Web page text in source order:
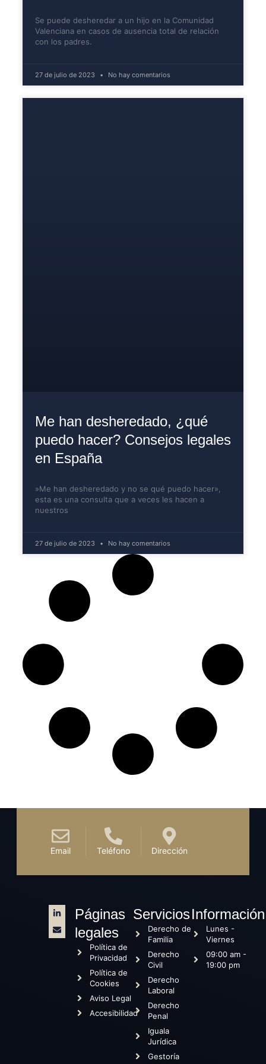
Se puede desheredar a un hijo en la Comunidad
Valenciana en casos de ausencia total de relación
con los padres.
27 de julio de 2023 No hay comentarios
Me han desheredado, ¿qué
puedo hacer? Consejos legales
en España
»Me han desheredado y no se qué puedo hacer»,
esta es una consulta que a veces les hacen a
nuestros
27 de julio de 2023 No hay comentarios
Email Teléfono Dirección
Páginas
legales
Política de
Privacidad
Política de
Cookies
Aviso Legal
Accesibilidad
Servicios
Derecho de
Familia
Derecho
Civil
Derecho
Laboral
Derecho
Penal
Iguala
Jurídica
Gestoría
Información
Lunes -
Viernes
09:00 am -
19:00 pm